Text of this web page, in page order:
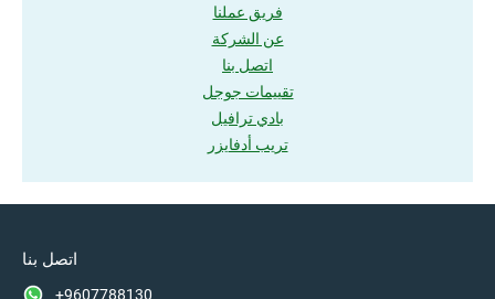
فريق عملنا
عن الشركة
اتصل بنا
تقييمات جوجل
بادي ترافيل
تريب أدفايزر
اتصل بنا
+9607788130